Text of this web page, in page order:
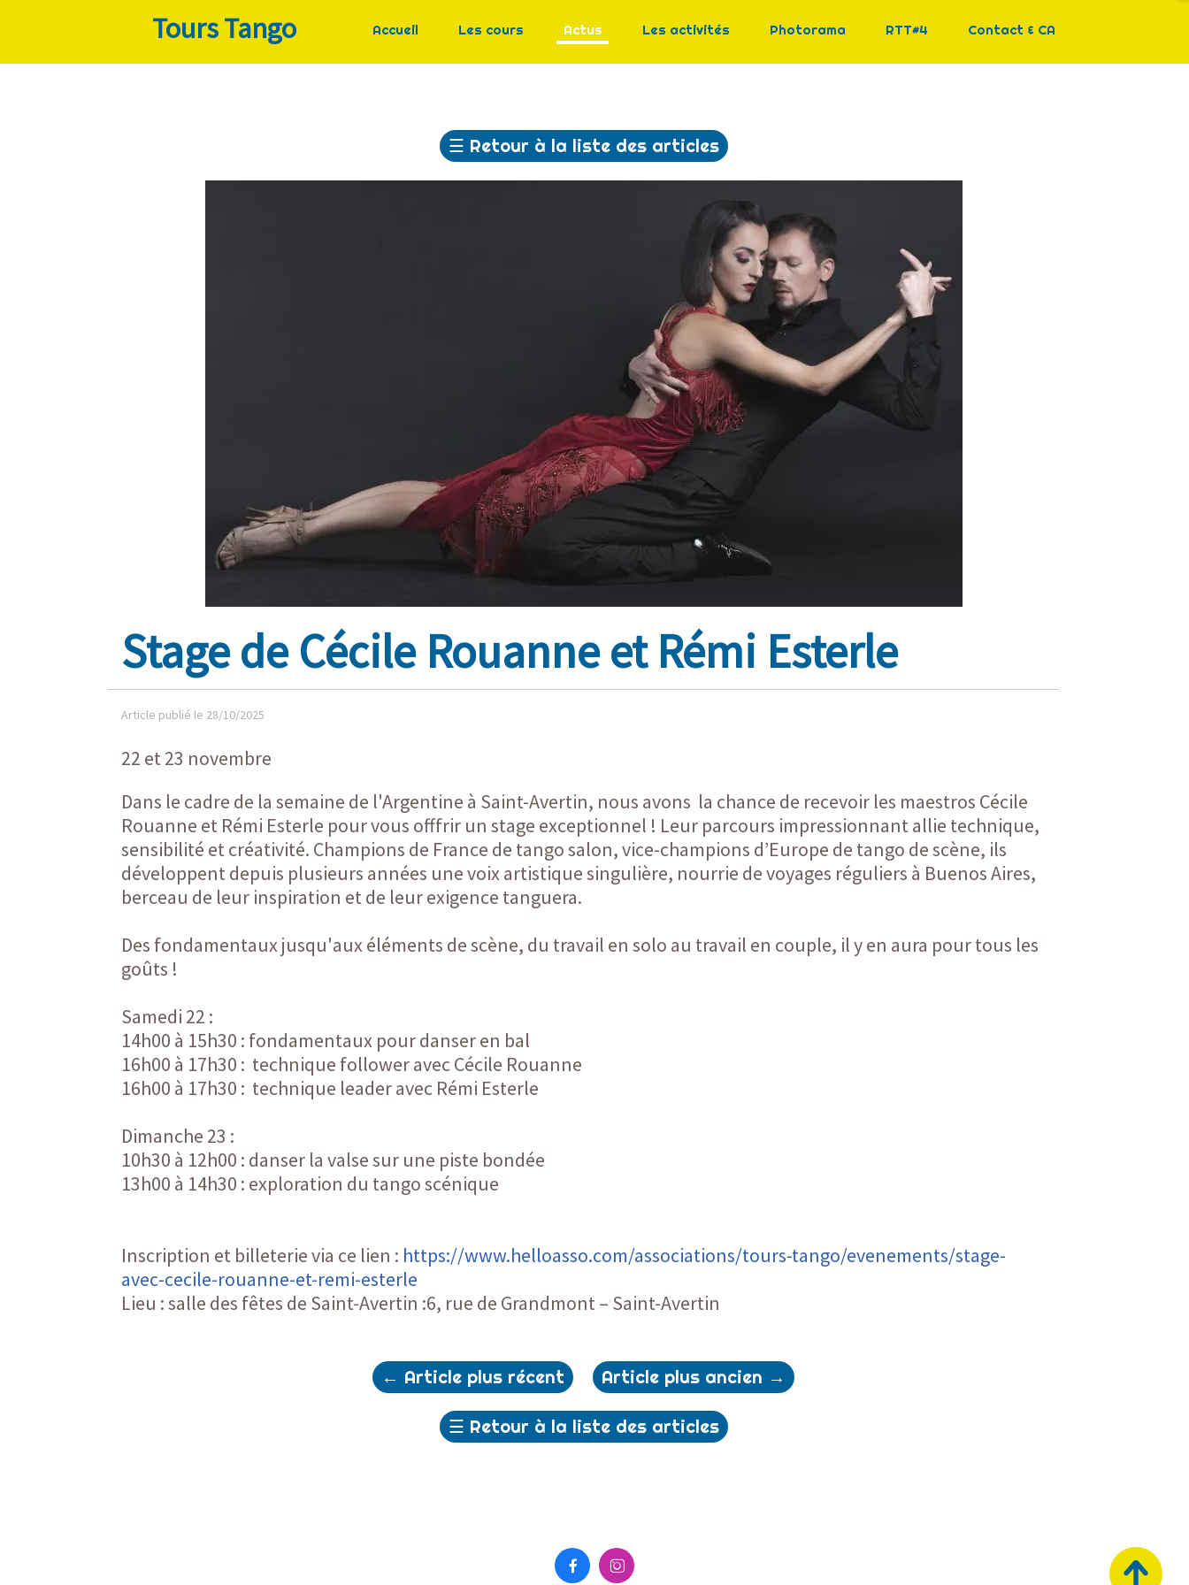
Tours Tango Accueil Les cours Actus Les activités Photorama RTT#4 Contact & CA
 
☰ Retour à la liste des articles
Stage de Cécile Rouanne et Rémi Esterle
Article publié le 28/10/2025
22 et 23 novembre
Dans le cadre de la semaine de l'Argentine à Saint-Avertin, nous avons la chance de recevoir les maestros Cécile
Rouanne et Rémi Esterle pour vous offfrir un stage exceptionnel ! Leur parcours impressionnant allie technique,
sensibilité et créativité. Champions de France de tango salon, vice-champions d’Europe de tango de scène, ils
développent depuis plusieurs années une voix artistique singulière, nourrie de voyages réguliers à Buenos Aires,
berceau de leur inspiration et de leur exigence tanguera.
Des fondamentaux jusqu'aux éléments de scène, du travail en solo au travail en couple, il y en aura pour tous les
goûts !
Samedi 22 :
14h00 à 15h30 : fondamentaux pour danser en bal
16h00 à 17h30 : technique follower avec Cécile Rouanne
16h00 à 17h30 : technique leader avec Rémi Esterle
Dimanche 23 :
10h30 à 12h00 : danser la valse sur une piste bondée
13h00 à 14h30 : exploration du tango scénique
Inscription et billeterie via ce lien : https://www.helloasso.com/associations/tours-tango/evenements/stage-
avec-cecile-rouanne-et-remi-esterle
Lieu : salle des fêtes de Saint-Avertin :6, rue de Grandmont – Saint-Avertin
← Article plus récent Article plus ancien →
☰ Retour à la liste des articles